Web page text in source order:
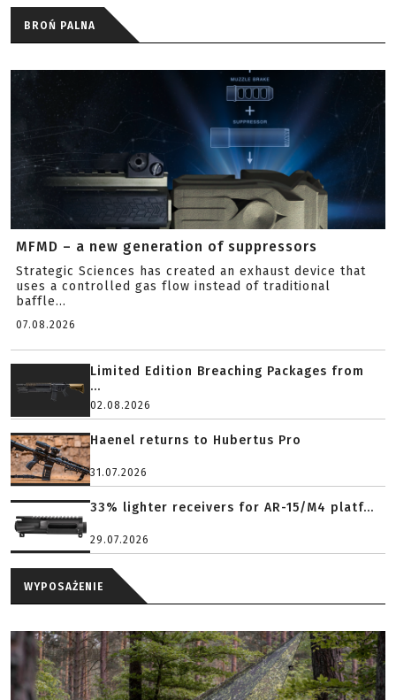
BROŃ PALNA
MFMD – a new generation of suppressors
Strategic Sciences has created an exhaust device that
uses a controlled gas flow instead of traditional
baffle...
07.08.2026
Limited Edition Breaching Packages from
...
02.08.2026
Haenel returns to Hubertus Pro
31.07.2026
33% lighter receivers for AR-15/M4 platf...
29.07.2026
WYPOSAŻENIE